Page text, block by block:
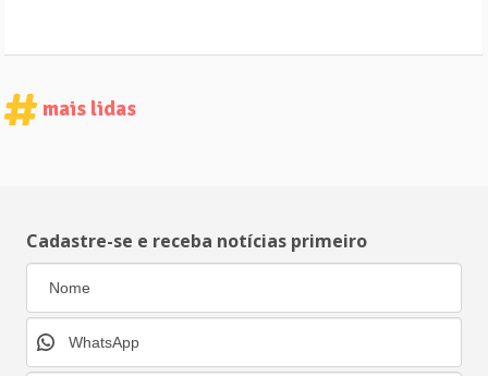
mais lidas
Cadastre-se e receba notícias primeiro